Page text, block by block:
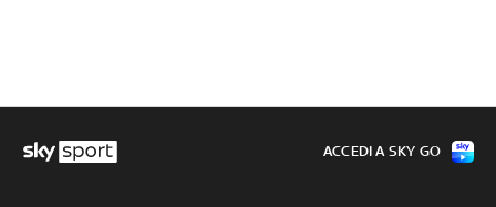
ACCEDI A SKY GO